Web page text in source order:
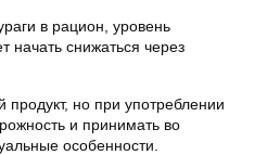
в рацион, уровень
начать снижаться через
но при употреблении
и принимать во
особенности.